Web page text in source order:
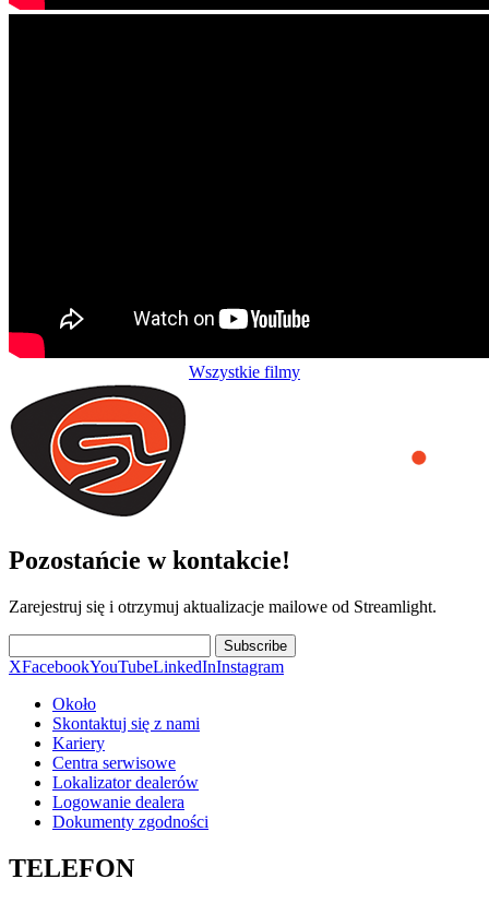
Wszystkie filmy
Pozostańcie w kontakcie!
Zarejestruj się i otrzymuj aktualizacje mailowe od Streamlight.
Subscribe
XFacebookYouTubeLinkedInInstagram
Około
Skontaktuj się z nami
Kariery
Centra serwisowe
Lokalizator dealerów
Logowanie dealera
Dokumenty zgodności
TELEFON